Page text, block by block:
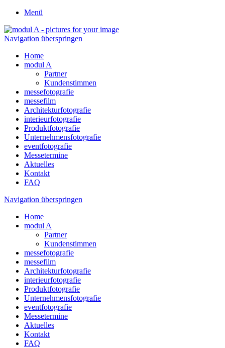
Menü
Navigation überspringen
Home
modul A
Partner
Kundenstimmen
messefotografie
messefilm
Architekturfotografie
interieurfotografie
Produktfotografie
Unternehmensfotografie
eventfotografie
Messetermine
Aktuelles
Kontakt
FAQ
Navigation überspringen
Home
modul A
Partner
Kundenstimmen
messefotografie
messefilm
Architekturfotografie
interieurfotografie
Produktfotografie
Unternehmensfotografie
eventfotografie
Messetermine
Aktuelles
Kontakt
FAQ